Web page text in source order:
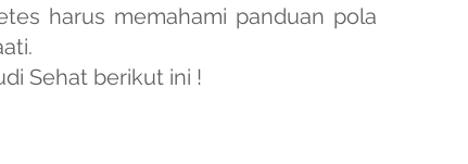
harus memahami panduan pola
Sehat berikut ini !